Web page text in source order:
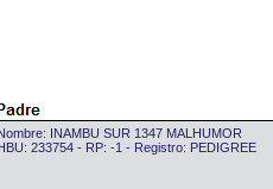
INAMBU SUR 1347 MALHUMOR
233754 - RP: -1 - Registro: PEDIGREE